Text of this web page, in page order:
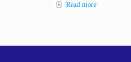
Read more